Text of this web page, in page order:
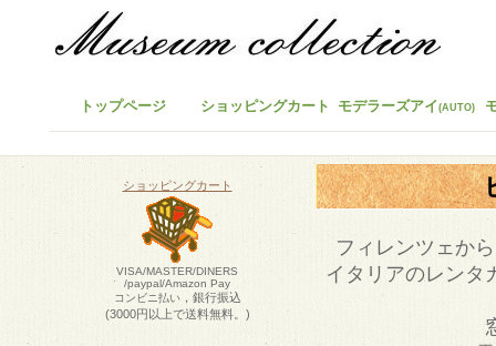
フィレンツェか
イタリアのレンタ
トップページ ショッピングカート モデラーズアイ(AUTO)
ショッピングカート
VISA/MASTER/DINERS
/paypal/Amazon Pay
コンビニ払い，銀行振込
(3000円以上で送料無料。)